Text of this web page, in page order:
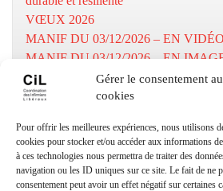
Gérer le consentement
cookies
Pour offrir les meilleures expériences, nous utilisons
cookies pour stocker et/ou accéder aux informations
à ces technologies nous permettra de traiter des
navigation ou les ID uniques sur ce site. Le fait de ne
consentement peut avoir un effet négatif sur certaines
VŒUX 2026
MANIF DU 03/12/2026 – EN
MANIF DU 03/12/2026 – EN
MOBILISATION DU 03/12/2025
Numéros utiles
Libéraux